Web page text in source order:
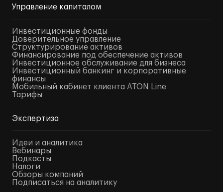
Управление капиталом
Инвестиционные фонды
Доверительное управление
Структурирование активов
Финансирование под обеспечение активов
Инвестиционное обслуживание для бизнеса
Инвестиционный банкинг и корпоративные
финансы
Мобильный кабинет клиента ATON Line
Тарифы
Экспертиза
Идеи и аналитика
Вебинары
Подкасты
Налоги
Обзоры компаний
Подписаться на аналитику